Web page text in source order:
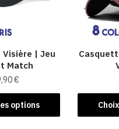
| Jeu
Match
€
options
Ce
produit